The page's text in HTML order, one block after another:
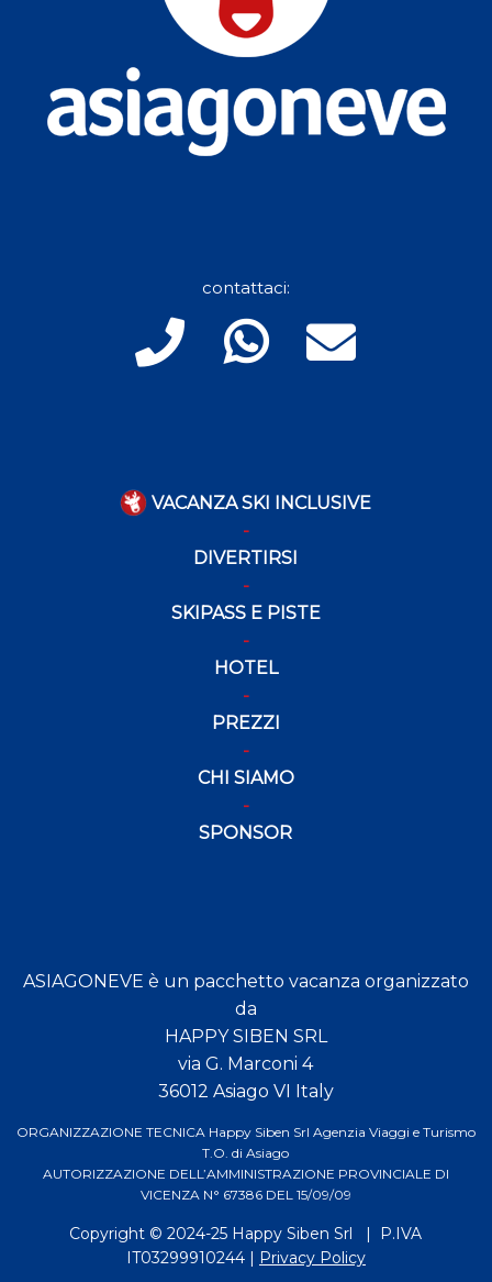
contattaci:
VACANZA SKI INCLUSIVE
DIVERTIRSI
SKIPASS E PISTE
HOTEL
PREZZI
CHI SIAMO
SPONSOR
ASIAGONEVE è un pacchetto vacanza organizzato
da
HAPPY SIBEN SRL
via G. Marconi 4
36012 Asiago VI Italy
ORGANIZZAZIONE TECNICA Happy Siben Srl Agenzia Viaggi e Turismo
T.O. di Asiago
AUTORIZZAZIONE DELL’AMMINISTRAZIONE PROVINCIALE DI
VICENZA N° 67386 DEL 15/09/09
Copyright © 2024-25 Happy Siben Srl | P.IVA
IT03299910244 | Privacy Policy